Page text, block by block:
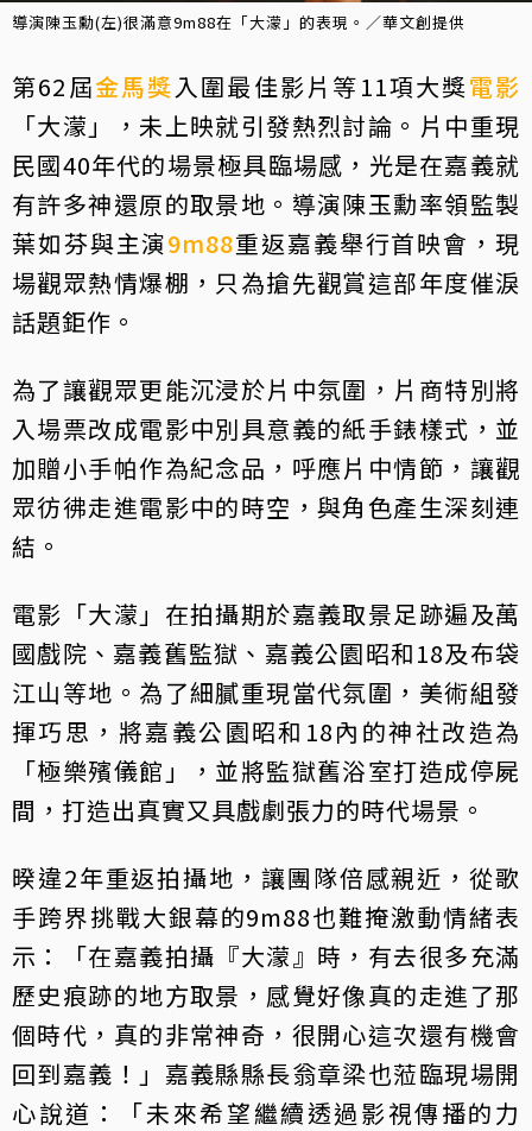
導演陳玉勳(左)很滿意9m88在「大濛」的表現。／華文創提供
第62屆金馬獎 入圍最佳影片等11項大獎電影
「大濛」，未上映就引發熱烈討論。片中重現
民國40年代的場景極具臨場感，光是在嘉義就
有許多神還原的取景地。導演陳玉勳率領監製
葉如芬與主演9m88重返嘉義舉行首映會，現
場觀眾熱情爆棚，只為搶先觀賞這部年度催淚
話題鉅作。
為了讓觀眾更能沉浸於片中氛圍，片商特別將
入場票改成電影中別具意義的紙手錶樣式，並
加贈小手帕作為紀念品，呼應片中情節，讓觀
眾彷彿走進電影中的時空，與角色產生深刻連
結。
電影「大濛」在拍攝期於嘉義取景足跡遍及萬
國戲院、嘉義舊監獄、嘉義公園昭和18及布袋
江山等地。為了細膩重現當代氛圍，美術組發
揮巧思，將嘉義公園昭和18內的神社改造為
「極樂殯儀館」，並將監獄舊浴室打造成停屍
間，打造出真實又具戲劇張力的時代場景。
暌違2年重返拍攝地，讓團隊倍感親近，從歌
手跨界挑戰大銀幕的9m88也難掩激動情緒表
示：「在嘉義拍攝『大濛』時，有去很多充滿
歷史痕跡的地方取景，感覺好像真的走進了那
個時代，真的非常神奇，很開心這次還有機會
回到嘉義！」嘉義縣縣長翁章梁也蒞臨現場開
心說道：「未來希望繼續透過影視傳播的力